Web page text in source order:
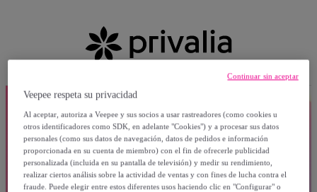
Veepee respeta su privacidad
Al aceptar, autoriza a Veepee y sus socios a usar rastreadores (como cookies u
otros identificadores como SDK, en adelante "Cookies") y a procesar sus datos
personales (como sus datos de navegación, datos de pedidos e información
proporcionada en su cuenta de miembro) con el fin de ofrecerle publicidad
personalizada (incluida en su pantalla de televisión) y medir su rendimiento,
realizar ciertos análisis sobre la actividad de ventas y con fines de lucha contra el
fraude. Puede elegir entre estos diferentes usos haciendo clic en "Configurar" o
Continuar sin aceptar